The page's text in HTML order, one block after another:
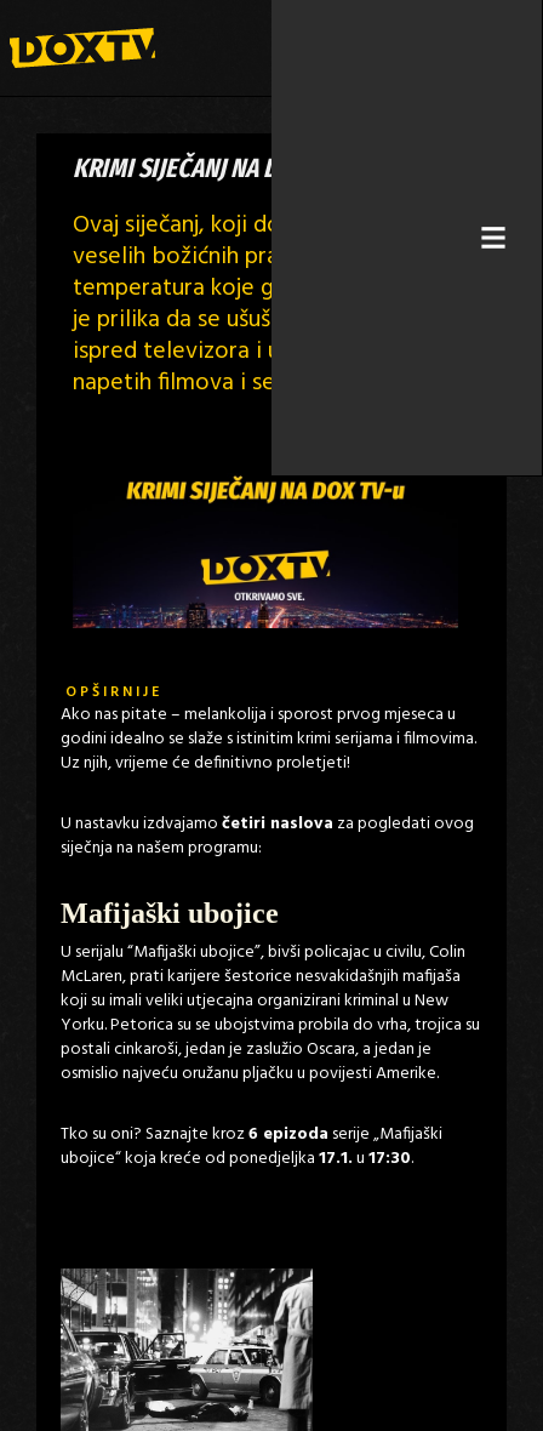
KRIMI SIJEČANJ NA DOX TV-U
Ovaj siječanj, koji dolazi nakon
veselih božićnih praznika i niskih
temperatura koje ga prate, idealna
je prilika da se ušuškate na kauču,
ispred televizora i uživate u gledanju
napetih filmova i serija.
OPŠIRNIJE
Ako nas pitate – melankolija i sporost prvog mjeseca u
godini idealno se slaže s istinitim krimi serijama i filmovima.
Uz njih, vrijeme će definitivno proletjeti!
U nastavku izdvajamočetiri naslova za pogledati ovog
siječnja na našem programu:
Mafijaški ubojice
U serijalu “Mafijaški ubojice”, bivši policajac u civilu, Colin
McLaren, prati karijere šestorice nesvakidašnjih mafijaša
koji su imali veliki utjecajna organizirani kriminal u New
Yorku. Petorica su se ubojstvima probila do vrha, trojica su
postali cinkaroši, jedan je zaslužio Oscara, a jedan je
osmislio najveću oružanu pljačku u povijesti Amerike.
Tko su oni? Saznajte kroz6 epizoda serije „Mafijaški
ubojice“ koja kreće od ponedjeljka17.1.u17:30.